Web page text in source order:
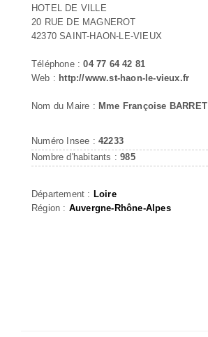
HOTEL DE VILLE
20 RUE DE MAGNEROT
42370 SAINT-HAON-LE-VIEUX
Téléphone :04 77 64 42 81
Web : http://www.st-haon-le-vieux.fr
Nom du Maire : Mme Françoise BARRET
Numéro Insee : 42233
Nombre d'habitants :985
Département : Loire
Région : Auvergne-Rhône-Alpes